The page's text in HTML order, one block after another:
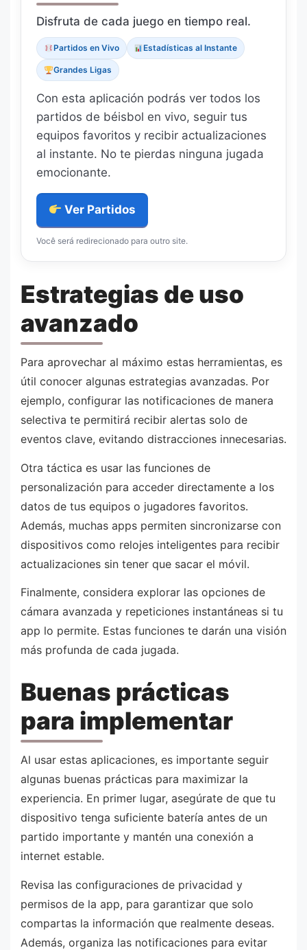
Disfruta de cada juego en tiempo real.
Partidos en Vivo Estadísticas al Instante
Grandes Ligas
Con esta aplicación podrás ver todos los
partidos de béisbol en vivo, seguir tus
equipos favoritos y recibir actualizaciones
al instante. No te pierdas ninguna jugada
emocionante.
Ver Partidos
Você será redirecionado para outro site.
Estrategias de uso
avanzado
Para aprovechar al máximo estas herramientas, es
útil conocer algunas estrategias avanzadas. Por
ejemplo, configurar las notificaciones de manera
selectiva te permitirá recibir alertas solo de
eventos clave, evitando distracciones innecesarias.
Otra táctica es usar las funciones de
personalización para acceder directamente a los
datos de tus equipos o jugadores favoritos.
Además, muchas apps permiten sincronizarse con
dispositivos como relojes inteligentes para recibir
actualizaciones sin tener que sacar el móvil.
Finalmente, considera explorar las opciones de
cámara avanzada y repeticiones instantáneas si tu
app lo permite. Estas funciones te darán una visión
más profunda de cada jugada.
Buenas prácticas
para implementar
Al usar estas aplicaciones, es importante seguir
algunas buenas prácticas para maximizar la
experiencia. En primer lugar, asegúrate de que tu
dispositivo tenga suficiente batería antes de un
partido importante y mantén una conexión a
internet estable.
Revisa las configuraciones de privacidad y
permisos de la app, para garantizar que solo
compartas la información que realmente deseas.
Además, organiza las notificaciones para evitar